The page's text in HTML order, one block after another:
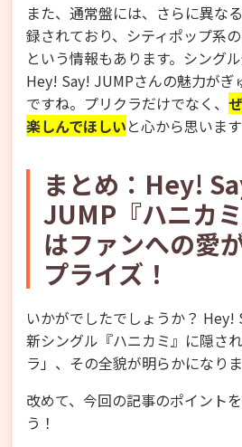
また、通常盤には、さらに異な
録されており、シティポップ系
という情報もあります。シング
Hey! Say! JUMPさんの魅力がぎ
ですね。プリクラだけでなく、
楽しんでほしいと心から思います
まとめ：Hey!
JUMP『ハニカ
はファンへの愛
プライズ！
いかがでしたでしょうか？ Hey!
新シングル『ハニカミ』に隠さ
ラ」、その全貌が明らかになり
改めて、今回の記事のポイント
う！